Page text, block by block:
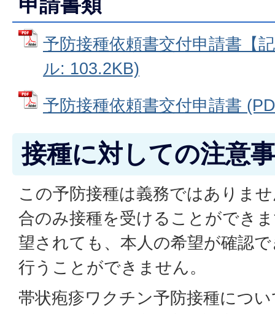
予防接種依頼書交付申請書【
ル: 103.2KB)
予防接種依頼書交付申請書
接種に対しての注意
この予防接種は義務ではありま
合のみ接種を受けることができ
望されても、本人の希望が確認
行うことができません。
帯状疱疹ワクチン予防接種につ